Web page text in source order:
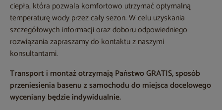
ciepła, która pozwala komfortowo utrzymać optymalną
temperaturę wody przez cały sezon. W celu uzyskania
szczegółowych informacji oraz doboru odpowiedniego
rozwiązania zapraszamy do kontaktu z naszymi
konsultantami.
Transport i montaż otrzymają Państwo GRATIS, sposób
przeniesienia basenu z samochodu do miejsca docelowego
wyceniany będzie indywidualnie.